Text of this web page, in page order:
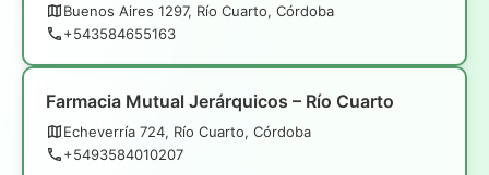
Buenos Aires 1297, Río Cuarto, Córdoba
+543584655163
Farmacia Mutual Jerárquicos – Río Cuarto
Echeverría 724, Río Cuarto, Córdoba
+5493584010207